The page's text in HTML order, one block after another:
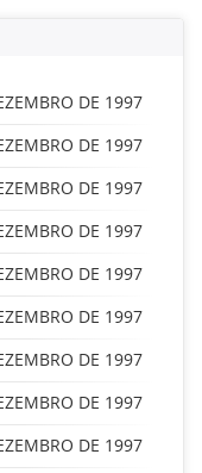
DE 1997
DE 1997
DE 1997
DE 1997
DE 1997
DE 1997
DE 1997
DE 1997
DE 1997